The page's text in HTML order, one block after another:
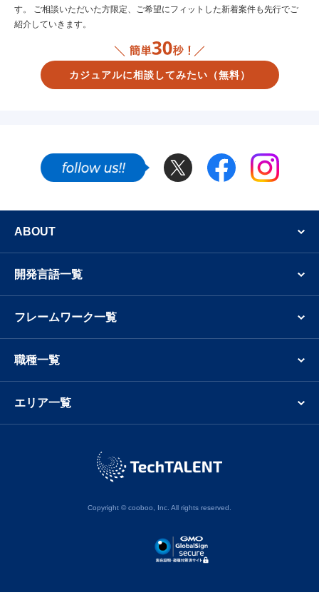
す。 ご相談いただいた方限定、ご希望にフィットした新着案件も先行でご
紹介していきます。
カジュアルに相談してみたい （無料）
Twitter Facebook Instagram
ABOUT
開発言語一覧
フレームワーク一覧
職種一覧
エリア一覧
Copyright © cooboo, Inc. All rights reserved.